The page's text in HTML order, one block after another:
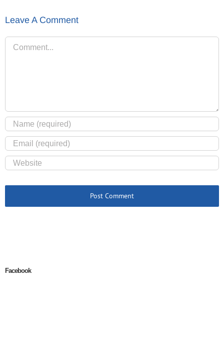
Leave A Comment
Comment
Facebook